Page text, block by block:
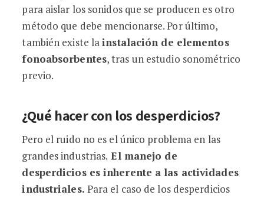
para aislar los sonidos que se producen es otro
método que debe mencionarse. Por último,
también existe lainstalación de elementos
fonoabsorbentes, tras un estudio sonométrico
previo.
¿Qué hacer con los desperdicios?
Pero el ruido no es el único problema en las
grandes industrias. El manejo de
desperdicios es inherente a las actividades
industriales. Para el caso de los desperdicios